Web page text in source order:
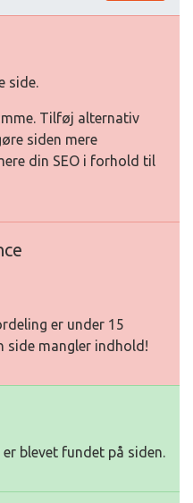
side.
Tilføj alternativ
siden mere
din SEO i forhold til
er under 15
side mangler indhold!
blevet fundet på siden.